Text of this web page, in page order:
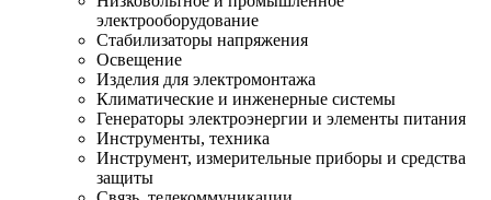
электрооборудование
Стабилизаторы напряжения
Освещение
Изделия для электромонтажа
Климатические и инженерные системы
Генераторы электроэнергии и элементы питания
Инструменты, техника
Инструмент, измерительные приборы и средства
защиты